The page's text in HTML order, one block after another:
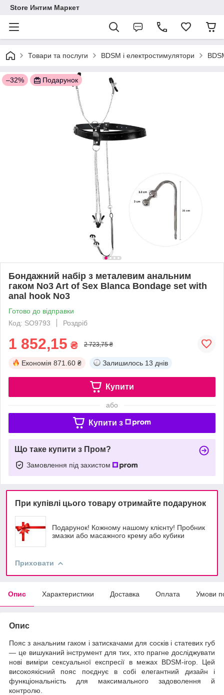
Store Интим Маркет
Товари та послуги BDSM і електростимулятори
–32% Подарунок
Бондажний набір з металевим анальним
гаком No3 Art of Sex Blanca Bondage set with
anal hook No3
Готово до відправки
Код: SO9793
Роздріб
1 852,15 ₴ 2 723,75 ₴
Економія 871.60 ₴ Залишилось 13 днів
Купити
або
Купити з
Що таке купити з Пром?
Замовлення під захистом
При купівлі цього товару отримайте подарунок
Подарунок! Кожному нашому клієнту! Пробник
змазки або масажного крему або кубики
Приховати
Опис Характеристики Доставка Оплата Умови
Опис
Пояс з анальним гаком і затискачами для сосків і статевих губ
— це вишуканий інструмент для тих, хто прагне досліджувати
нові виміри сексуальної експресії в межах BDSM-ігор. Цей
високоякісний пояс поєднує в собі елегантний дизайн і
функціональність для максимального задоволення й
контролю.